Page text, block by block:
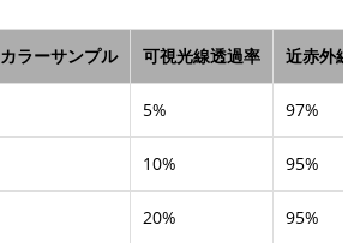
カラーサンプル 可視光線透過率 近赤外
5% 97%
10% 95%
20% 95%